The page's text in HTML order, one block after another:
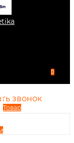
Товар
0
звонок